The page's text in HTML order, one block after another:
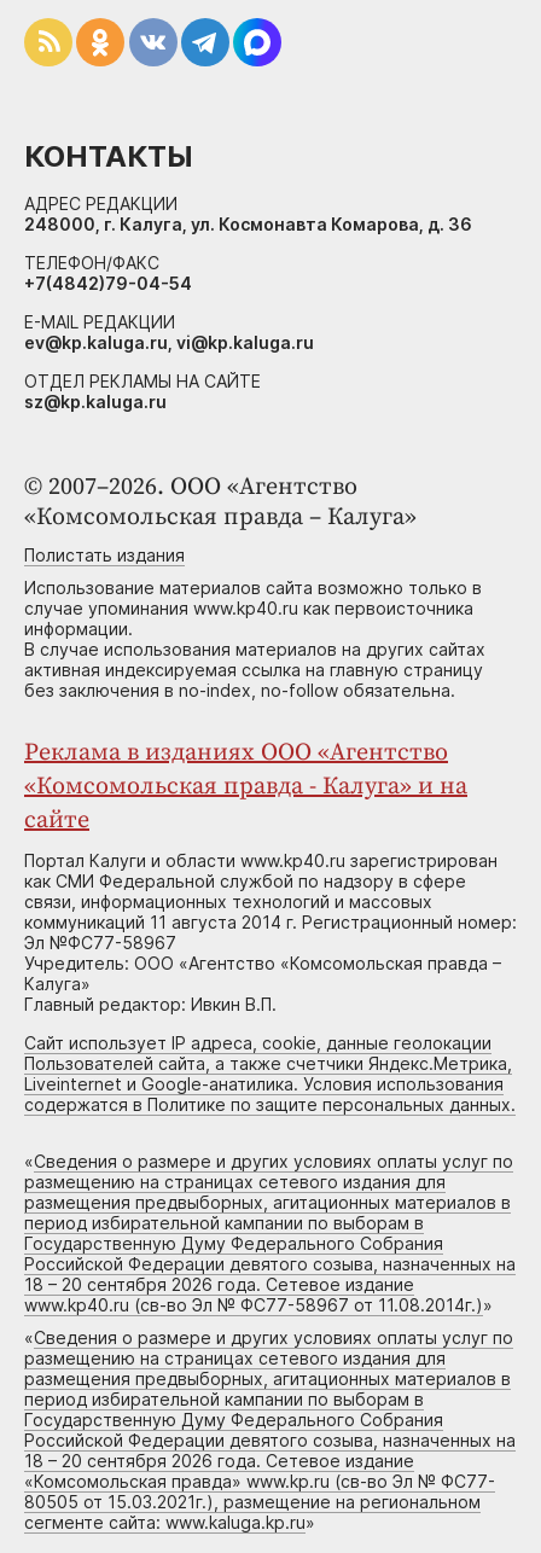
© 2007–2026. ООО «Агентство
«Комсомольская правда – Калуга»
Полистать издания
Использование материалов сайта возможно только в
случае упоминания www.kp40.ru как первоисточника
информации.
В случае использования материалов на других сайтах
активная индексируемая ссылка на главную страницу
без заключения в no-index, no-follow обязательна.
Реклама в изданиях ООО «Агентство
«Комсомольская правда - Калуга» и на
сайте
Портал Калуги и области www.kp40.ru зарегистрирован
как СМИ Федеральной службой по надзору в сфере
связи, информационных технологий и массовых
коммуникаций 11 августа 2014 г. Регистрационный номер:
Эл №ФС77-58967
Учредитель: ООО «Агентство «Комсомольская правда –
Калуга»
Главный редактор: Ивкин В.П.
Сайт использует IP адреса, cookie, данные геолокации
Пользователей сайта, а также счетчики Яндекс.Метрика,
Liveinternet и Google-анатилика. Условия использования
содержатся в Политике по защите персональных данных.
«Сведения о размере и других условиях оплаты услуг по
размещению на страницах сетевого издания для
размещения предвыборных, агитационных материалов в
период избирательной кампании по выборам в
Государственную Думу Федерального Собрания
Российской Федерации девятого созыва, назначенных на
18 – 20 сентября 2026 года. Сетевое издание
www.kp40.ru (св-во Эл № ФС77-58967 от 11.08.2014г.)»
«Сведения о размере и других условиях оплаты услуг по
размещению на страницах сетевого издания для
размещения предвыборных, агитационных материалов в
период избирательной кампании по выборам в
Государственную Думу Федерального Собрания
Российской Федерации девятого созыва, назначенных на
18 – 20 сентября 2026 года. Сетевое издание
«Комсомольская правда» www.kp.ru (св-во Эл № ФС77-
80505 от 15.03.2021г.), размещение на региональном
сегменте сайта: www.kaluga.kp.ru»
КОНТАКТЫ
АДРЕС РЕДАКЦИИ
248000, г. Калуга, ул. Космонавта Комарова, д. 36
ТЕЛЕФОН/ФАКС
+7(4842)79-04-54
E-MAIL РЕДАКЦИИ
ev@kp.kaluga.ru, vi@kp.kaluga.ru
ОТДЕЛ РЕКЛАМЫ НА САЙТЕ
sz@kp.kaluga.ru